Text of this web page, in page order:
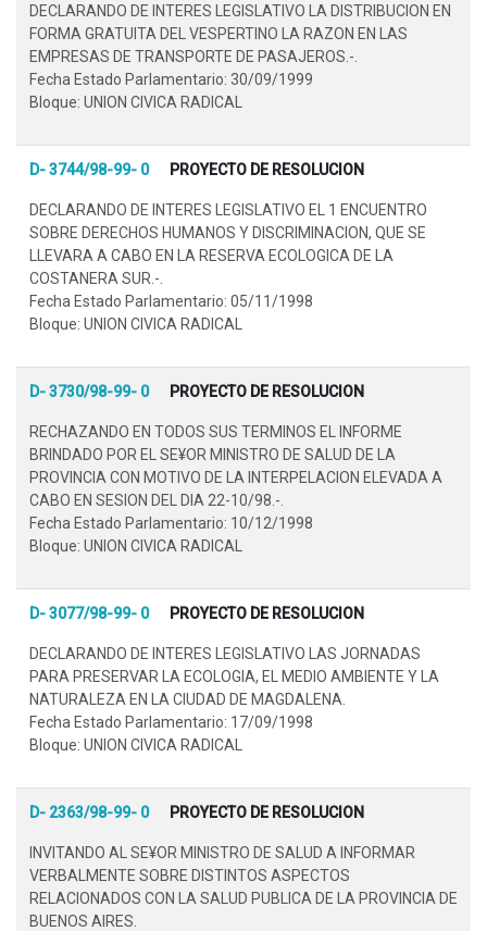
DECLARANDO DE INTERES LEGISLATIVO LA DISTRIBUCION EN
FORMA GRATUITA DEL VESPERTINO LA RAZON EN LAS
EMPRESAS DE TRANSPORTE DE PASAJEROS.-.
Fecha Estado Parlamentario: 30/09/1999
Bloque: UNION CIVICA RADICAL
D- 3744/98-99- 0 PROYECTO DE RESOLUCION
DECLARANDO DE INTERES LEGISLATIVO EL 1 ENCUENTRO
SOBRE DERECHOS HUMANOS Y DISCRIMINACION, QUE SE
LLEVARA A CABO EN LA RESERVA ECOLOGICA DE LA
COSTANERA SUR.-.
Fecha Estado Parlamentario: 05/11/1998
Bloque: UNION CIVICA RADICAL
D- 3730/98-99- 0 PROYECTO DE RESOLUCION
RECHAZANDO EN TODOS SUS TERMINOS EL INFORME
BRINDADO POR EL SE¥OR MINISTRO DE SALUD DE LA
PROVINCIA CON MOTIVO DE LA INTERPELACION ELEVADA A
CABO EN SESION DEL DIA 22-10/98.-.
Fecha Estado Parlamentario: 10/12/1998
Bloque: UNION CIVICA RADICAL
D- 3077/98-99- 0 PROYECTO DE RESOLUCION
DECLARANDO DE INTERES LEGISLATIVO LAS JORNADAS
PARA PRESERVAR LA ECOLOGIA, EL MEDIO AMBIENTE Y LA
NATURALEZA EN LA CIUDAD DE MAGDALENA.
Fecha Estado Parlamentario: 17/09/1998
Bloque: UNION CIVICA RADICAL
D- 2363/98-99- 0 PROYECTO DE RESOLUCION
INVITANDO AL SE¥OR MINISTRO DE SALUD A INFORMAR
VERBALMENTE SOBRE DISTINTOS ASPECTOS
RELACIONADOS CON LA SALUD PUBLICA DE LA PROVINCIA DE
BUENOS AIRES.